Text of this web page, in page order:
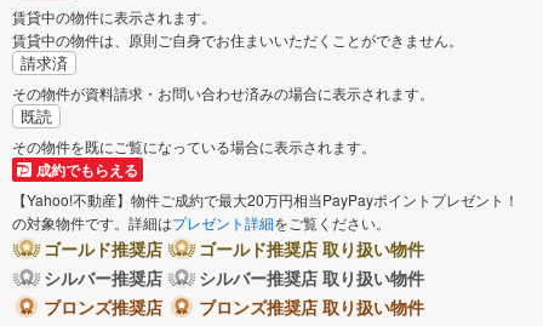
賃貸中の物件に表示されます。
賃貸中の物件は、原則ご自身でお住まいいただくことができません。
請求済
その物件が資料請求・お問い合わせ済みの場合に表示されます。
既読
その物件を既にご覧になっている場合に表示されます。
成約でもらえる
【Yahoo!不動産】物件ご成約で最大20万円相当PayPayポイントプレゼント！
の対象物件です。詳細はプレゼント詳細をご覧ください。
ゴールド推奨店
ゴールド推奨店 取り扱い物件
シルバー推奨店
シルバー推奨店 取り扱い物件
ブロンズ推奨店
ブロンズ推奨店 取り扱い物件